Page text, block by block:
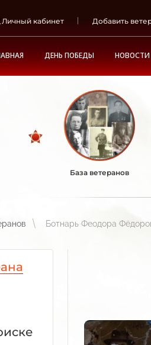
Личный кабинет Добавить
ДЕНЬ ПОБЕДЫ НОВОСТИ
База ветеранов
Ботнарь Феодора